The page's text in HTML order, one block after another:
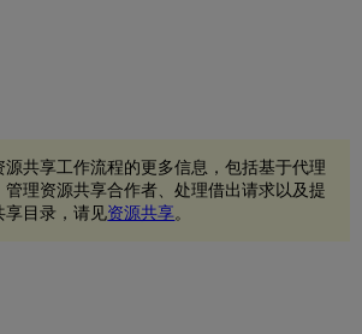
源共享工作流程的更多信息，包括基于代理
管理资源共享合作者、处理借出请求以及提
享目录，请见资源共享。